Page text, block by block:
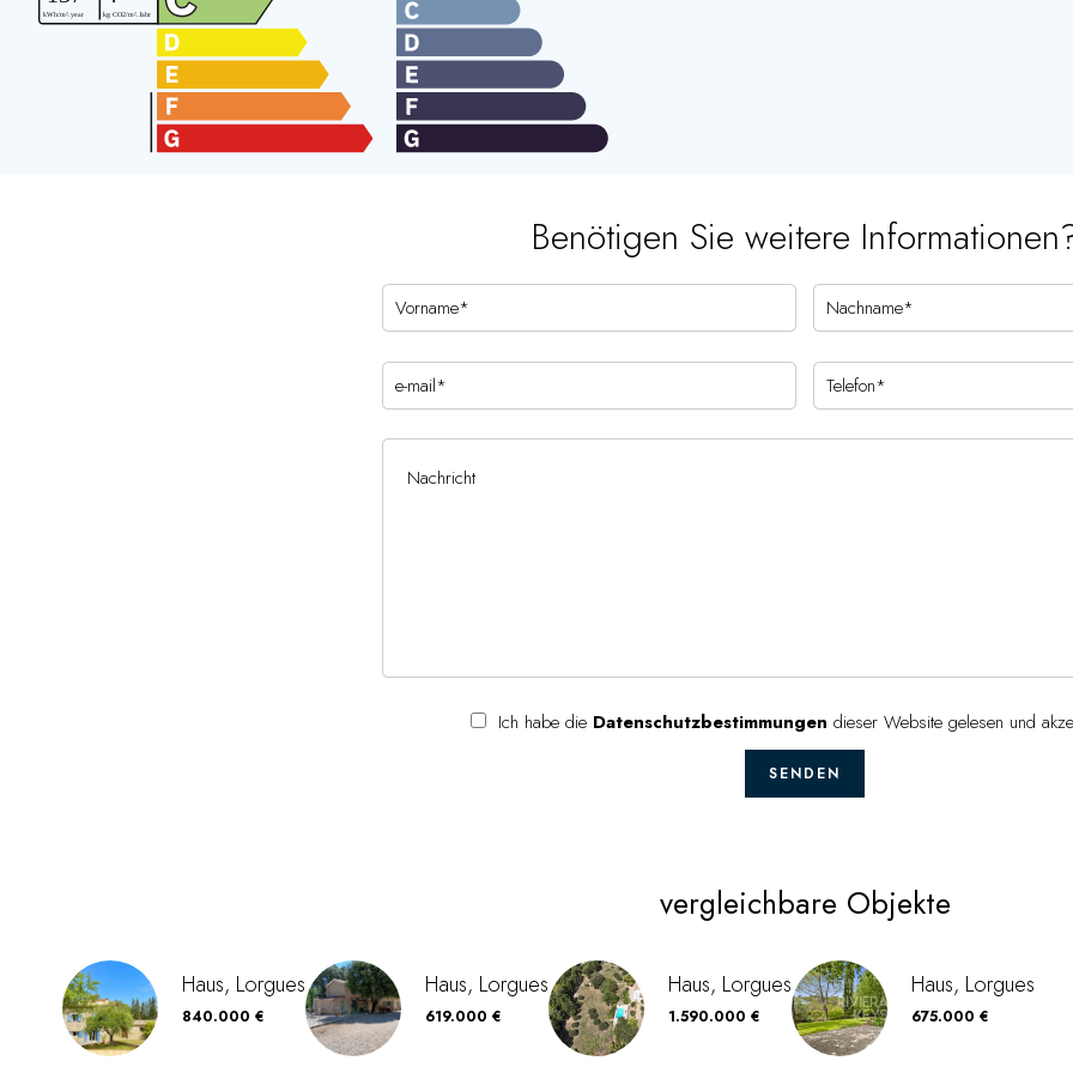
Benötigen Sie weitere
Ich habe die Datenschutzbestimmungen dieser Website gelesen und
SENDEN
vergleichbare Objekte
Haus, Lorgues
840.000 €
Haus, Lorgues
619.000 €
Haus, Lorgues
1.590.000 €
Haus, Lorgues
675.000 €